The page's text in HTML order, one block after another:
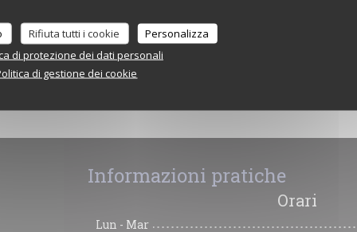
Rifiuta tutti i cookie
Personalizza
di protezione dei dati personali
di gestione dei cookie
Informazioni pratiche
Orari
Lun - Mar